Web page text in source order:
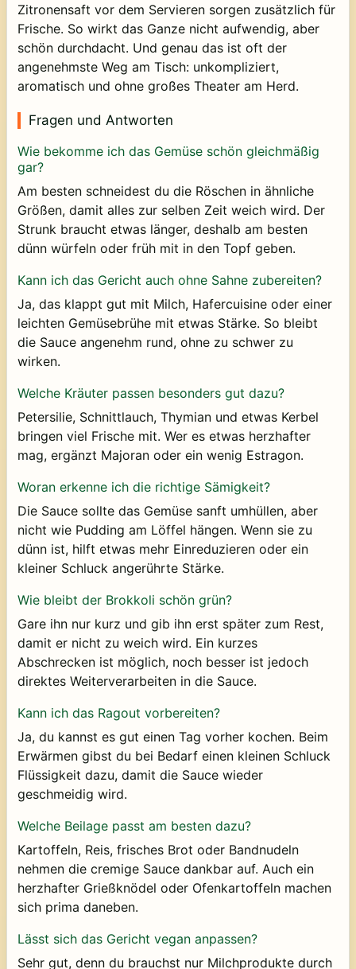
Zitronensaft vor dem Servieren sorgen zusätzlich für
Frische. So wirkt das Ganze nicht aufwendig, aber
schön durchdacht. Und genau das ist oft der
angenehmste Weg am Tisch: unkompliziert,
aromatisch und ohne großes Theater am Herd.
Fragen und Antworten
Wie bekomme ich das Gemüse schön gleichmäßig
gar?
Am besten schneidest du die Röschen in ähnliche
Größen, damit alles zur selben Zeit weich wird. Der
Strunk braucht etwas länger, deshalb am besten
dünn würfeln oder früh mit in den Topf geben.
Kann ich das Gericht auch ohne Sahne zubereiten?
Ja, das klappt gut mit Milch, Hafercuisine oder einer
leichten Gemüsebrühe mit etwas Stärke. So bleibt
die Sauce angenehm rund, ohne zu schwer zu
wirken.
Welche Kräuter passen besonders gut dazu?
Petersilie, Schnittlauch, Thymian und etwas Kerbel
bringen viel Frische mit. Wer es etwas herzhafter
mag, ergänzt Majoran oder ein wenig Estragon.
Woran erkenne ich die richtige Sämigkeit?
Die Sauce sollte das Gemüse sanft umhüllen, aber
nicht wie Pudding am Löffel hängen. Wenn sie zu
dünn ist, hilft etwas mehr Einreduzieren oder ein
kleiner Schluck angerührte Stärke.
Wie bleibt der Brokkoli schön grün?
Gare ihn nur kurz und gib ihn erst später zum Rest,
damit er nicht zu weich wird. Ein kurzes
Abschrecken ist möglich, noch besser ist jedoch
direktes Weiterverarbeiten in die Sauce.
Kann ich das Ragout vorbereiten?
Ja, du kannst es gut einen Tag vorher kochen. Beim
Erwärmen gibst du bei Bedarf einen kleinen Schluck
Flüssigkeit dazu, damit die Sauce wieder
geschmeidig wird.
Welche Beilage passt am besten dazu?
Kartoffeln, Reis, frisches Brot oder Bandnudeln
nehmen die cremige Sauce dankbar auf. Auch ein
herzhafter Grießknödel oder Ofenkartoffeln machen
sich prima daneben.
Lässt sich das Gericht vegan anpassen?
Sehr gut, denn du brauchst nur Milchprodukte durch